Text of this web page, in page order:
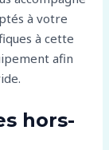
à votre
à cette
afin
hors-